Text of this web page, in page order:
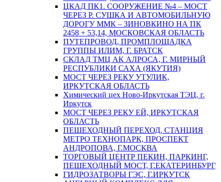
ЦКАД ПК1. СООРУЖЕНИЕ №4 – МОСТ
ЧЕРЕЗ Р. СУШКА И АВТОМОБИЛЬНУЮ
ДОРОГУ ММК – ЗИНОВКИНО НА ПК
2458 + 53,14, МОСКОВСКАЯ ОБЛАСТЬ
ПУТЕПРОВОД, ПРОМПЛОЩАДКА
ГРУППЫ ИЛИМ, Г. БРАТСК
СКЛАД ТМЦ АК АЛРОСА, Г. МИРНЫЙ
РЕСПУБЛИКИ САХА (ЯКУТИЯ)
МОСТ ЧЕРЕЗ РЕКУ УТУЛИК,
ИРКУТСКАЯ ОБЛАСТЬ
Химический цех Ново-Иркутская ТЭЦ, г.
Иркутск
МОСТ ЧЕРЕЗ РЕКУ ЕЙ, ИРКУТСКАЯ
ОБЛАСТЬ
ПЕШЕХОДНЫЙ ПЕРЕХОД, СТАНЦИЯ
МЕТРО ТЕХНОПАРК, ПРОСПЕКТ
АНДРОПОВА, Г.МОСКВА
ТОРГОВЫЙ ЦЕНТР ПЕКИН, ПАРКИНГ,
ПЕШЕХОДНЫЙ МОСТ, Г.ЕКАТЕРИНБУРГ
ГИДРОЗАТВОРЫ ГЭС, Г.ИРКУТСК